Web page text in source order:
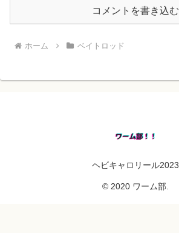
コメントを書き込む
ホーム ベイトロッド
ヘビキャロリール2023
© 2020 ワーム部.